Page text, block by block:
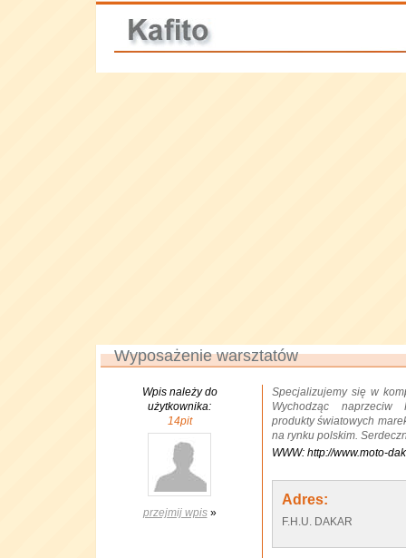
Wyposażenie warsztatów
Wpis należy do
użytkownika:
14pit
przejmij wpis»
Specjalizujemy się w
Wychodząc naprzeciw
produkty światowych
na rynku polskim.
WWW: http://www.moto-
Adres:
F.H.U. DAKAR